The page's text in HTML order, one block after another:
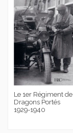
Le 1er Régiment de
Dragons Portés
1929-1940